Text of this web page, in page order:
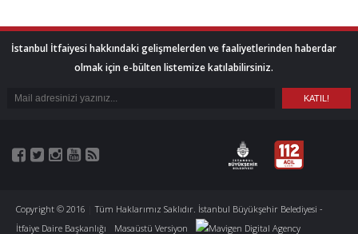
İstanbul İtfaiyesi hakkındaki gelişmelerden ve faaliyetlerinden haberdar
olmak için e-bülten listemize katılabilirsiniz.
Copyright © 2016
Tüm Haklarımız Saklıdır. İstanbul Büyükşehir Belediyesi -
İtfaiye Daire Başkanlığı
Masaüstü Versiyon